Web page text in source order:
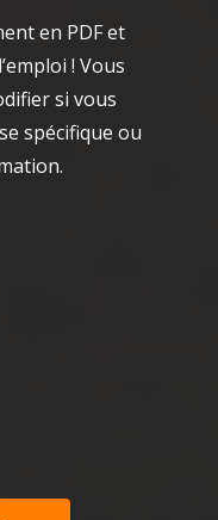
en PDF et
! Vous
si vous
spécifique ou